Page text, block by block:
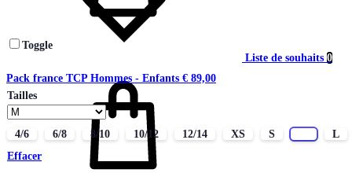
Liste de souhaits 0
Toggle
Pack france TCP Hommes - Enfants € 89,00
Tailles
4/6 6/8 8/10 10/12 12/14 XS S
L
Effacer